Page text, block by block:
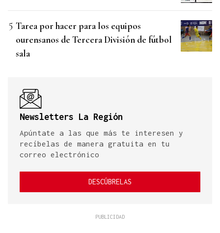
Tarea por hacer para los equipos
ourensanos de Tercera División de fútbol
sala
Newsletters La Región
Apúntate a las que más te interesen y
recíbelas de manera gratuita en tu
correo electrónico
DESCÚBRELAS